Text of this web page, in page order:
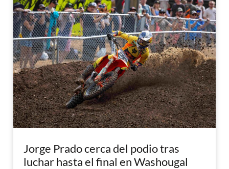
Jorge Prado cerca del podio tras
luchar hasta el final en Washougal